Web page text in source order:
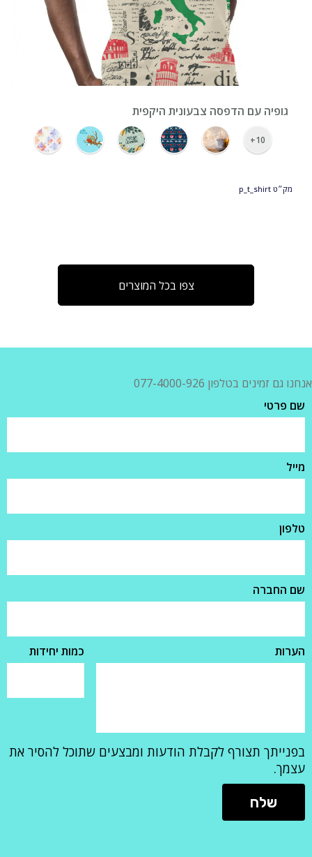
גופיה עם הדפסה צבעונית היקפית
10+
מק״טp_t_shirt
צפו בכל המוצרים
אנחנו גם זמינים בטלפון 077-4000-926
שם פרטי
מייל
טלפון
שם החברה
הערות כמות יחידות
בפנייתך תצורף לקבלת הודעות ומבצעים שתוכל להסיר את
עצמך.